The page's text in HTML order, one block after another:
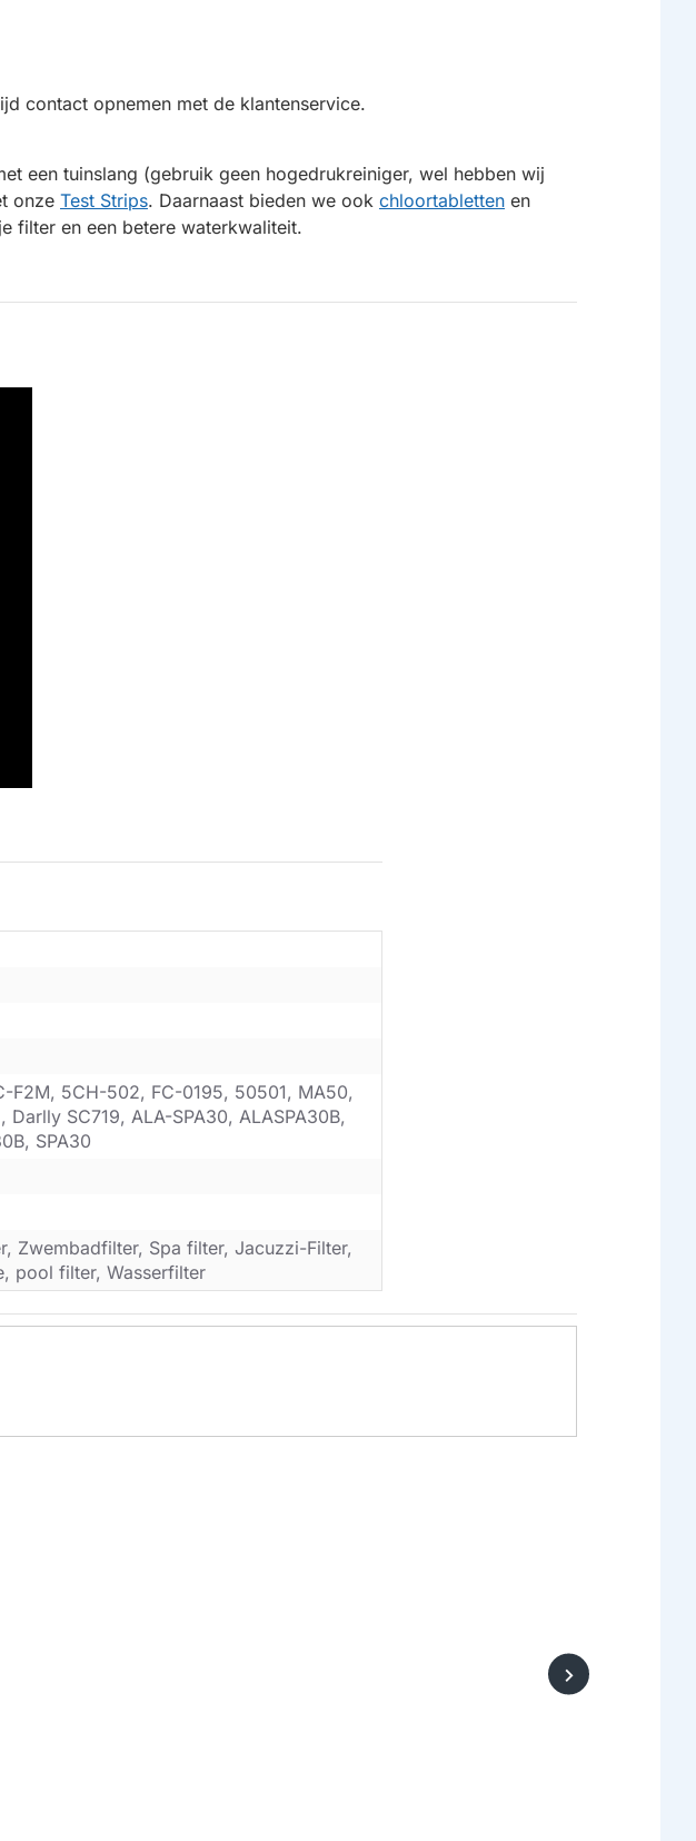
contact opnemen met de klantenservice.
een tuinslang (gebruik geen hogedrukreiniger, wel hebben wij
onze Test Strips. Daarnaast bieden we ook chloortabletten en
filter en een betere waterkwaliteit.
F2M, 5CH-502, FC-0195, 50501, MA50,
SC719, ALA-SPA30, ALASPA30B,
SPA30
Zwembadfilter, Spa filter, Jacuzzi-Filter,
pool filter, Wasserfilter